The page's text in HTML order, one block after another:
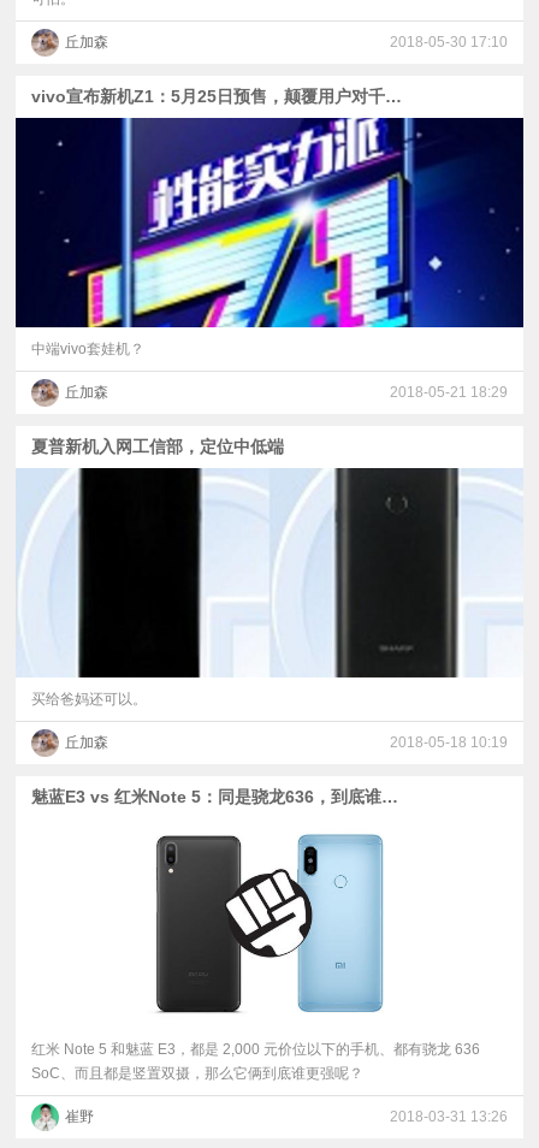
丘加森 2018-05-30 17:10
vivo宣布新机Z1：5月25日预售，颠覆用户对千元机配置想象
中端vivo套娃机？
丘加森 2018-05-21 18:29
夏普新机入网工信部，定位中低端
买给爸妈还可以。
丘加森 2018-05-18 10:19
魅蓝E3 vs 红米Note 5：同是骁龙636，到底谁更强？
红米 Note 5 和魅蓝 E3，都是 2,000 元价位以下的手机、都有骁龙 636
SoC、而且都是竖置双摄，那么它俩到底谁更强呢？
崔野 2018-03-31 13:26